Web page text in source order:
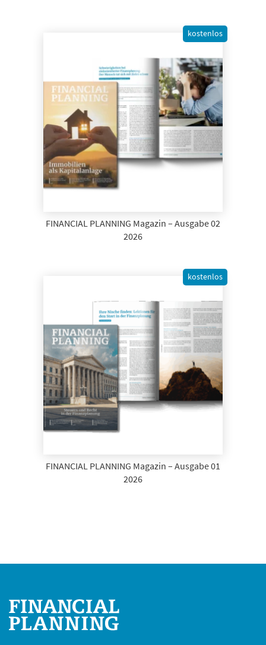
FINANCIAL PLANNING Magazin – Ausgabe 02
2026
kostenlos
FINANCIAL PLANNING Magazin – Ausgabe 01
2026
kostenlos